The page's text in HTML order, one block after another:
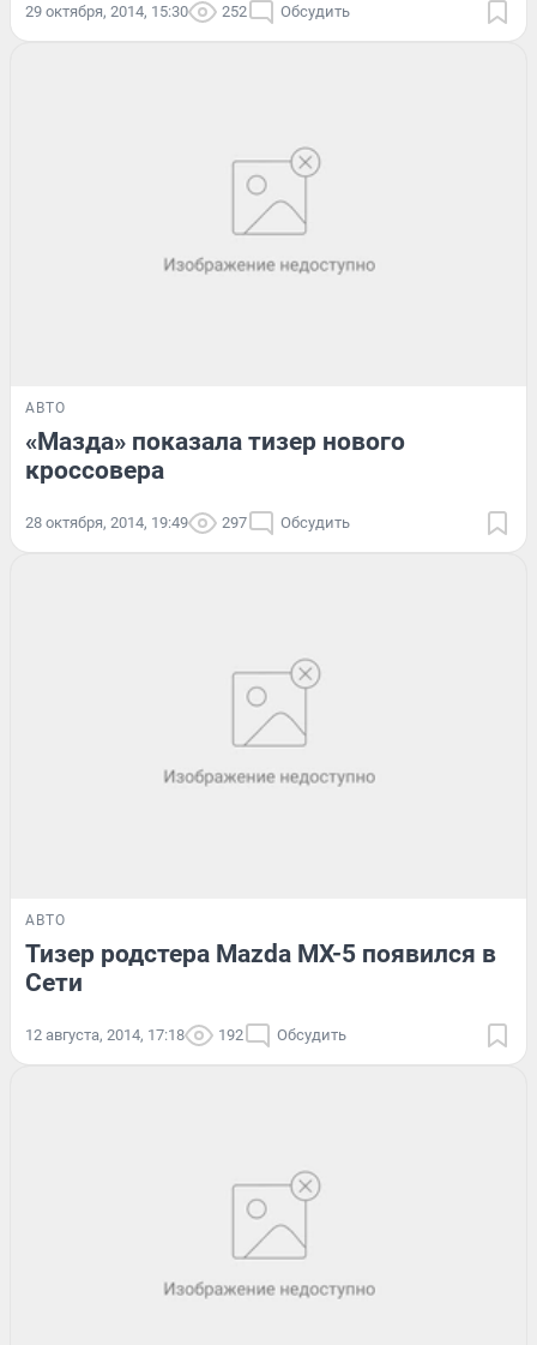
29 октября, 2014, 15:30 252 Обсудить
АВТО
«Мазда» показала тизер нового
кроссовера
28 октября, 2014, 19:49 297 Обсудить
АВТО
Тизер родстера Mazda MX-5 появился в
Сети
12 августа, 2014, 17:18 192 Обсудить